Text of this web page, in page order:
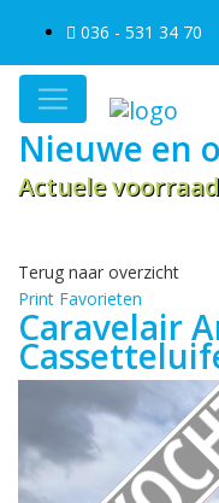
036 - 531 34 70
Nieuwe en
Actuele
Terug naar overzicht
Print Favorieten
Caravelair